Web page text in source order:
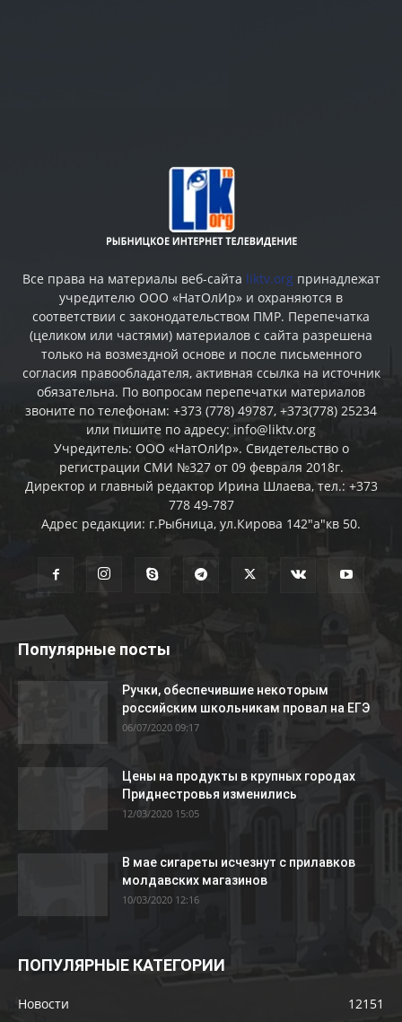
Все права на материалы веб-сайта liktv.org принадлежат
учредителю ООО «НатОлИр» и охраняются в
соответствии с законодательством ПМР. Перепечатка
(целиком или частями) материалов c сайта разрешена
только на возмездной основе и после письменного
согласия правообладателя, активная ссылка на источник
обязательна. По вопросам перепечатки материалов
звоните по телефонам: +373 (778) 49787, +373(778) 25234
или пишите по адресу: info@liktv.org
Учредитель: ООО «НатОлИр». Свидетельство о
регистрации СМИ №327 от 09 февраля 2018г.
Директор и главный редактор Ирина Шлаева, тел.: +373
778 49-787
Адрес редакции: г.Рыбница, ул.Кирова 142"а"кв 50.
Популярные посты
Ручки, обеспечившие некоторым
российским школьникам провал на ЕГЭ
06/07/2020 09:17
Цены на продукты в крупных городах
Приднестровья изменились
12/03/2020 15:05
В мае сигареты исчезнут с прилавков
молдавских магазинов
10/03/2020 12:16
ПОПУЛЯРНЫЕ КАТЕГОРИИ
Новости 12151